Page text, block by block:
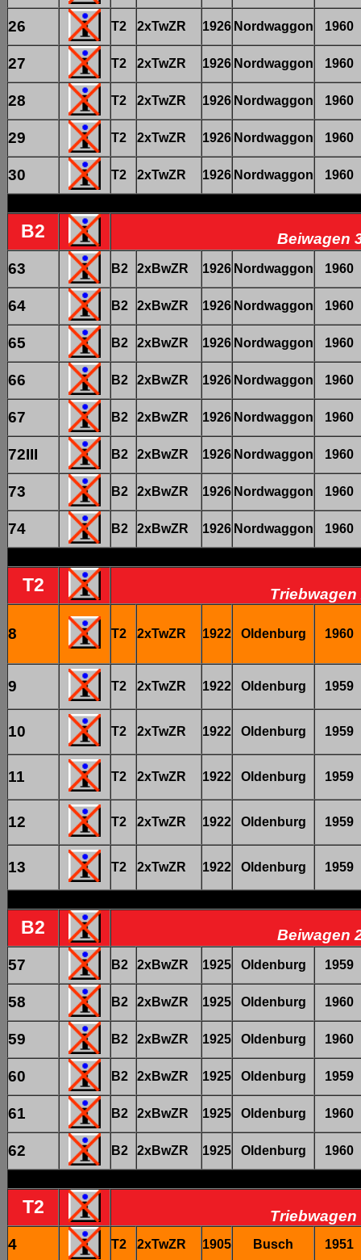
26 T2 2xTwZR 1926 Nordwaggon 1960
27 T2 2xTwZR 1926 Nordwaggon 1960
28 T2 2xTwZR 1926 Nordwaggon 1960
29 T2 2xTwZR 1926 Nordwaggon 1960
30 T2 2xTwZR 1926 Nordwaggon 1960
B2
Beiwagen
63
B2 2xBwZR 1926 Nordwaggon 1960
64 B2 2xBwZR 1926 Nordwaggon 1960
65 B2 2xBwZR 1926 Nordwaggon 1960
66 B2 2xBwZR 1926 Nordwaggon 1960
67 B2 2xBwZR 1926 Nordwaggon 1960
72III B2 2xBwZR 1926 Nordwaggon 1960
73 B2 2xBwZR 1926 Nordwaggon 1960
74 B2 2xBwZR 1926 Nordwaggon 1960
T2
8 T2 2xTwZR 1922 Oldenburg 1960
9 T2 2xTwZR 1922 Oldenburg 1959
10 T2 2xTwZR 1922 Oldenburg 1959
11 T2 2xTwZR 1922 Oldenburg 1959
12 T2 2xTwZR 1922 Oldenburg 1959
13 T2 2xTwZR 1922 Oldenburg 1959
B2
Beiwagen
57
B2 2xBwZR 1925 Oldenburg 1959
58 B2 2xBwZR 1925 Oldenburg 1960
59 B2 2xBwZR 1925 Oldenburg 1960
60 B2 2xBwZR 1925 Oldenburg 1959
61 B2 2xBwZR 1925 Oldenburg 1960
62 B2 2xBwZR 1925 Oldenburg 1960
T2
4
T2 2xTwZR 1905 Busch 1951